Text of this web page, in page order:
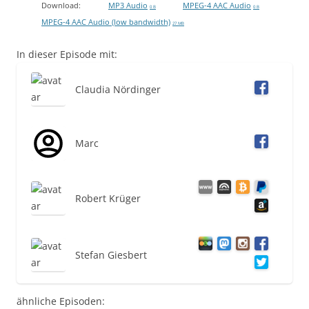
Download: MP3 Audio 0 B MPEG-4 AAC Audio 0 B
MPEG-4 AAC Audio (low bandwidth) 27 MB
In dieser Episode mit:
Claudia Nördinger
Marc
Robert Krüger
Stefan Giesbert
ähnliche Episoden: